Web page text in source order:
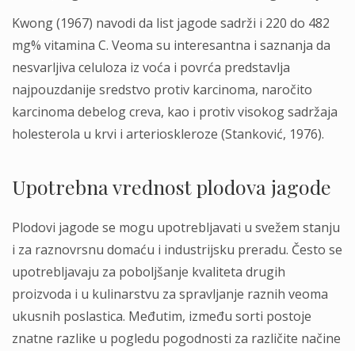
Kwong (1967) navodi da list jagode sadrži i 220 do 482
mg% vitamina C. Veoma su interesantna i saznanja da
nesvarljiva celuloza iz voća i povrća predstavlja
najpouzdanije sredstvo protiv karcinoma, naročito
karcinoma debelog creva, kao i protiv visokog sadržaja
holesterola u krvi i arterioskleroze (Stanković, 1976).
Upotrebna vrednost plodova jagode
Plodovi jagode se mogu upotrebljavati u svežem stanju
i za raznovrsnu domaću i industrijsku preradu. Često se
upotrebljavaju za poboljšanje kvaliteta drugih
proizvoda i u kulinarstvu za spravljanje raznih veoma
ukusnih poslastica. Međutim, između sorti postoje
znatne razlike u pogledu pogodnosti za različite načine